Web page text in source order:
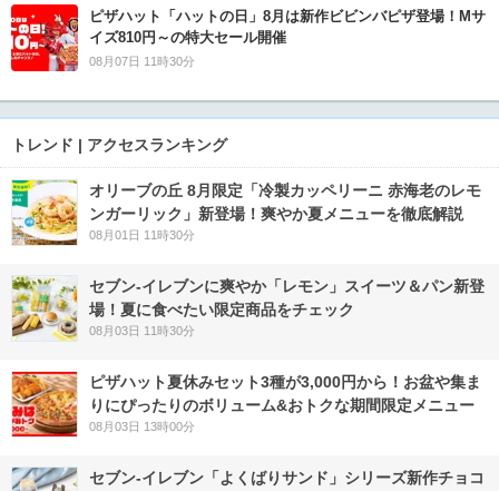
ピザハット「ハットの日」8月は新作ビビンバピザ登場！Mサ
イズ810円～の特大セール開催
08月07日 11時30分
トレンド | アクセスランキング
オリーブの丘 8月限定「冷製カッペリーニ 赤海老のレモ
ンガーリック」新登場！爽やか夏メニューを徹底解説
08月01日 11時30分
セブン‐イレブンに爽やか「レモン」スイーツ＆パン新登
場！夏に食べたい限定商品をチェック
08月03日 11時30分
ピザハット夏休みセット3種が3,000円から！お盆や集ま
りにぴったりのボリューム&おトクな期間限定メニュー
08月03日 13時00分
セブン‐イレブン「よくばりサンド」シリーズ新作チョコ